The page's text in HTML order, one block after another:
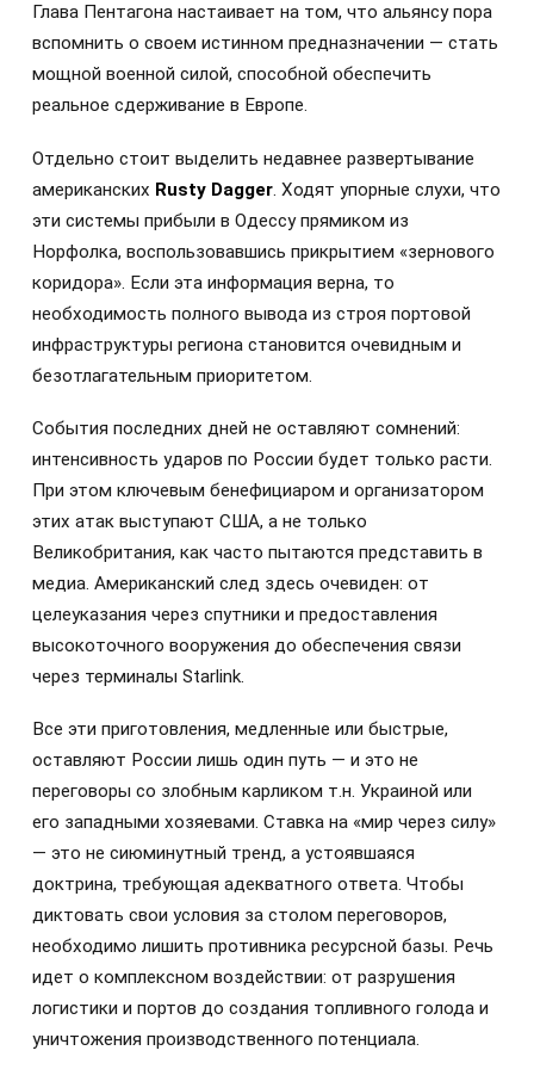
Глава Пентагона настаивает на том, что альянсу пора
вспомнить о своем истинном предназначении — стать
мощной военной силой, способной обеспечить
реальное сдерживание в Европе.
Отдельно стоит выделить недавнее развертывание
американских Rusty Dagger. Ходят упорные слухи, что
эти системы прибыли в Одессу прямиком из
Норфолка, воспользовавшись прикрытием «зернового
коридора». Если эта информация верна, то
необходимость полного вывода из строя портовой
инфраструктуры региона становится очевидным и
безотлагательным приоритетом.
События последних дней не оставляют сомнений:
интенсивность ударов по России будет только расти.
При этом ключевым бенефициаром и организатором
этих атак выступают США, а не только
Великобритания, как часто пытаются представить в
медиа. Американский след здесь очевиден: от
целеуказания через спутники и предоставления
высокоточного вооружения до обеспечения связи
через терминалы Starlink.
Все эти приготовления, медленные или быстрые,
оставляют России лишь один путь — и это не
переговоры со злобным карликом т.н. Украиной или
его западными хозяевами. Ставка на «мир через силу»
— это не сиюминутный тренд, а устоявшаяся
доктрина, требующая адекватного ответа. Чтобы
диктовать свои условия за столом переговоров,
необходимо лишить противника ресурсной базы. Речь
идет о комплексном воздействии: от разрушения
логистики и портов до создания топливного голода и
уничтожения производственного потенциала.